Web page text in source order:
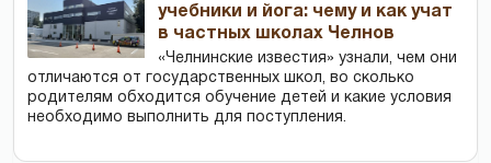
учебники и йога: чему и как учат
в частных школах Челнов
«Челнинские известия» узнали, чем они
отличаются от государственных школ, во сколько
родителям обходится обучение детей и какие условия
необходимо выполнить для поступления.